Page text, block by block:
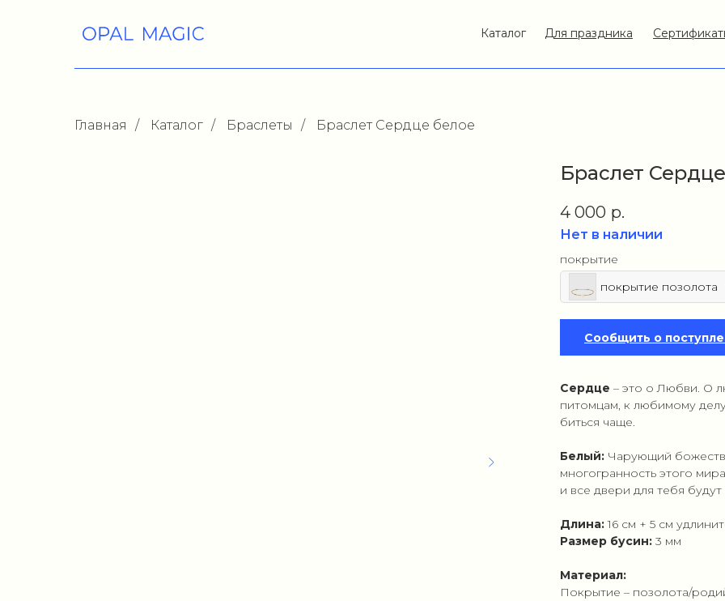
Каталог Для праздника
Главная / Каталог / Браслеты / Браслет Сердце белое
Браслет
4 000 р.
Нет в наличии
покрытие
покрытие позолота
Сообщить о
Сердце – это о Любви. О
питомцам, к любимому
биться чаще.
Белый: Чарующий
многогранность этого
и все двери для тебя
Длина:16 см + 5 см
Размер бусин: 3 мм
Материал:
Покрытие – позолота/